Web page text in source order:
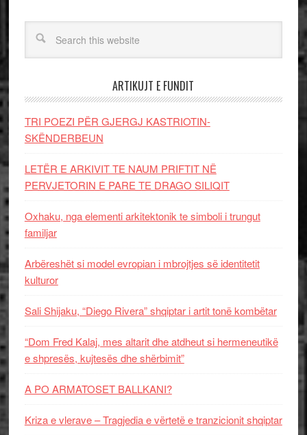
ARTIKUJT E FUNDIT
TRI POEZI PËR GJERGJ KASTRIOTIN-
SKËNDERBEUN
LETËR E ARKIVIT TE NAUM PRIFTIT NË
PERVJETORIN E PARE TE DRAGO SILIQIT
Oxhaku, nga elementi arkitektonik te simboli i trungut
familjar
Arbëreshët si model evropian i mbrojtjes së identitetit
kulturor
Sali Shijaku, “Diego Rivera” shqiptar i artit tonë kombëtar
“Dom Fred Kalaj, mes altarit dhe atdheut si hermeneutikë
e shpresës, kujtesës dhe shërbimit”
A PO ARMATOSET BALLKANI?
Kriza e vlerave – Tragjedia e vërtetë e tranzicionit shqiptar